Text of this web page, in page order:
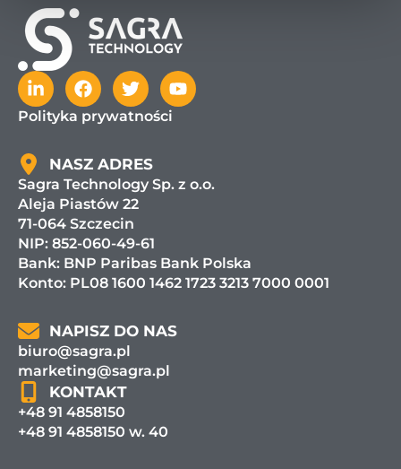
Polityka prywatności
NASZ ADRES
Sagra Technology Sp. z o.o.
Aleja Piastów 22
71-064 Szczecin
NIP: 852-060-49-61
Bank: BNP Paribas Bank Polska
Konto: PL08 1600 1462 1723 3213 7000 0001
NAPISZ DO NAS
biuro@sagra.pl
marketing@sagra.pl
KONTAKT
+48 91 4858150
+48 91 4858150 w. 40